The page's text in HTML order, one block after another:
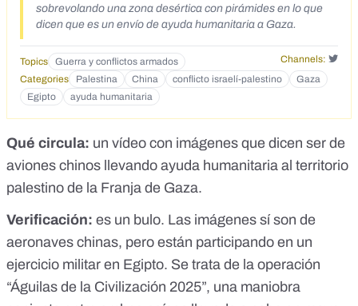
sobrevolando una zona desértica con pirámides en lo que
dicen que es un envío de ayuda humanitaria a Gaza.
Topics Guerra y conflictos armados
Channels:
Categories
Palestina China conflicto israelí-palestino
Gaza
Egipto
ayuda humanitaria
Qué circula: un vídeo con imágenes que dicen ser de
aviones chinos llevando ayuda humanitaria al territorio
palestino de la Franja de Gaza.
Verificación: es un bulo. Las imágenes sí son de
aeronaves chinas, pero están participando en un
ejercicio militar en Egipto. Se trata de la operación
“Águilas de la Civilización 2025”, una maniobra